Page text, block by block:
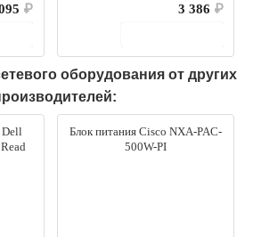
₽
3 386 ₽
оборудования от других
Dell
Блок питания Cisco NXA-PAC-
500W-PI